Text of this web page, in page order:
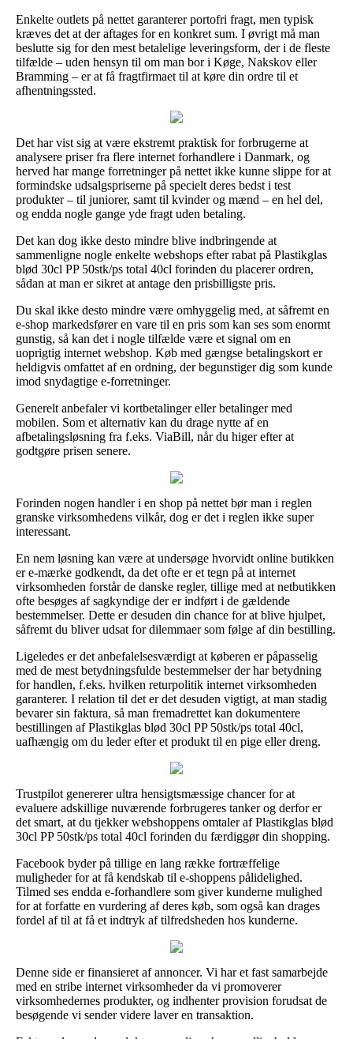
Enkelte outlets på nettet garanterer portofri fragt, men typisk
kræves det at der aftages for en konkret sum. I øvrigt må man
beslutte sig for den mest betalelige leveringsform, der i de fleste
tilfælde – uden hensyn til om man bor i Køge, Nakskov eller
Bramming – er at få fragtfirmaet til at køre din ordre til et
afhentningssted.
Det har vist sig at være ekstremt praktisk for forbrugerne at
analysere priser fra flere internet forhandlere i Danmark, og
herved har mange forretninger på nettet ikke kunne slippe for at
formindske udsalgspriserne på specielt deres bedst i test
produkter – til juniorer, samt til kvinder og mænd – en hel del,
og endda nogle gange yde fragt uden betaling.
Det kan dog ikke desto mindre blive indbringende at
sammenligne nogle enkelte webshops efter rabat på Plastikglas
blød 30cl PP 50stk/ps total 40cl forinden du placerer ordren,
sådan at man er sikret at antage den prisbilligste pris.
Du skal ikke desto mindre være omhyggelig med, at såfremt en
e-shop markedsfører en vare til en pris som kan ses som enormt
gunstig, så kan det i nogle tilfælde være et signal om en
uoprigtig internet webshop. Køb med gængse betalingskort er
heldigvis omfattet af en ordning, der begunstiger dig som kunde
imod snydagtige e-forretninger.
Generelt anbefaler vi kortbetalinger eller betalinger med
mobilen. Som et alternativ kan du drage nytte af en
afbetalingsløsning fra f.eks. ViaBill, når du higer efter at
godtgøre prisen senere.
Forinden nogen handler i en shop på nettet bør man i reglen
granske virksomhedens vilkår, dog er det i reglen ikke super
interessant.
En nem løsning kan være at undersøge hvorvidt online butikken
er e-mærke godkendt, da det ofte er et tegn på at internet
virksomheden forstår de danske regler, tillige med at netbutikken
ofte besøges af sagkyndige der er indført i de gældende
bestemmelser. Dette er desuden din chance for at blive hjulpet,
såfremt du bliver udsat for dilemmaer som følge af din bestilling.
Ligeledes er det anbefalelsesværdigt at køberen er påpasselig
med de mest betydningsfulde bestemmelser der har betydning
for handlen, f.eks. hvilken returpolitik internet virksomheden
garanterer. I relation til det er det desuden vigtigt, at man stadig
bevarer sin faktura, så man fremadrettet kan dokumentere
bestillingen af Plastikglas blød 30cl PP 50stk/ps total 40cl,
uafhængig om du leder efter et produkt til en pige eller dreng.
Trustpilot genererer ultra hensigtsmæssige chancer for at
evaluere adskillige nuværende forbrugeres tanker og derfor er
det smart, at du tjekker webshoppens omtaler af Plastikglas blød
30cl PP 50stk/ps total 40cl forinden du færdiggør din shopping.
Facebook byder på tillige en lang række fortræffelige
muligheder for at få kendskab til e-shoppens pålidelighed.
Tilmed ses endda e-forhandlere som giver kunderne mulighed
for at forfatte en vurdering af deres køb, som også kan drages
fordel af til at få et indtryk af tilfredsheden hos kunderne.
Denne side er finansieret af annoncer. Vi har et fast samarbejde
med en stribe internet virksomheder da vi promoverer
virksomhedernes produkter, og indhenter provision forudsat de
besøgende vi sender videre laver en transaktion.